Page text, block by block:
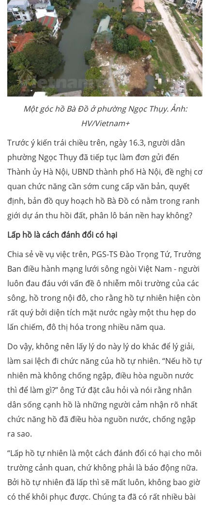
Một góc hồ Bà Đồ ở phường Ngọc Thụy. Ảnh:
HV/Vietnam+
Trước ý kiến trái chiều trên, ngày 16.3, người dân
phường Ngọc Thụy đã tiếp tục làm đơn gửi đến
Thành ủy Hà Nội, UBND thành phố Hà Nội, đề nghị cơ
quan chức năng cần sớm cung cấp văn bản, quyết
định, bản đồ quy hoạch hồ Bà Đồ có nằm trong ranh
giới dự án thu hồi đất, phân lô bán nền hay không?
Lấp hồ là cách đánh đổi có hại
Chia sẻ về vụ việc trên, PGS-TS Đào Trọng Tứ, Trưởng
Ban điều hành mạng lưới sông ngòi Việt Nam - người
luôn đau đáu với vấn đề ô nhiễm môi trường của các
sông, hồ trong nội đô, cho rằng hồ tự nhiên hiện còn
rất quý bởi diện tích mặt nước ngày một thu hẹp do
lấn chiếm, đô thị hóa trong nhiều năm qua.
Do vậy, không nên lấy lý do này lý do khác để lý giải,
làm sai lệch đi chức năng của hồ tự nhiên. “Nếu hồ tự
nhiên mà không chống ngập, điều hòa nguồn nước
thì để làm gì?” ông Tứ đặt câu hỏi và nói rằng nhân
dân sống cạnh hồ là những người cảm nhận rõ nhất
chức năng hồ đã điều hòa nguồn nước, chống ngập
ra sao.
“Lấp hồ tự nhiên là một cách đánh đổi có hại cho môi
trường cảnh quan, chứ không phải là báo động nữa.
Bởi hồ tự nhiên đã lấp thì sẽ mất luôn, không bao giờ
có thể khôi phục được. Chúng ta đã có rất nhiều bài